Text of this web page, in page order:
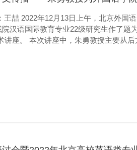
喆 2022年12月13日上午，北京外国
汉语国际教育专业22级研究生作了题
讲座。 本次讲座中，朱勇教授主要从
来以及三点启发四个方面进行讲授。
史上语言教学法的变迁过程。接着，